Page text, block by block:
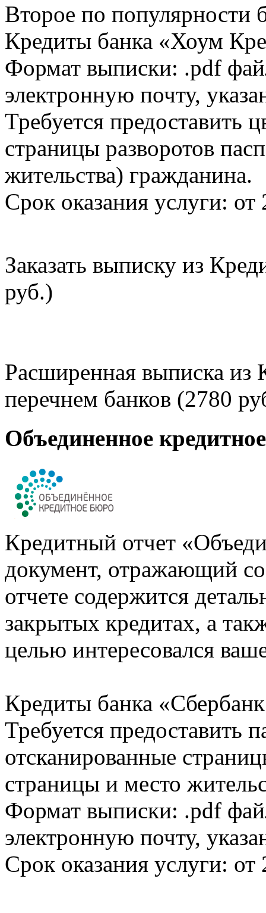
Второе по популярности
Кредиты банка «Хоум
Формат выписки: .pdf
электронную почту,
Требуется предоставить
страницы разворотов
жительства) гражданина.
Срок оказания услуги: от
Заказать выписку из
руб.)
Расширенная выписка из
перечнем банков (2780
Объединенное
Кредитный отчет
документ, отражающий
отчете содержится
закрытых кредитах, а
целью интересовался
Кредиты банка
Требуется предоставить
отсканированные
страницы и место
Формат выписки: .pdf
электронную почту,
Срок оказания услуги: от